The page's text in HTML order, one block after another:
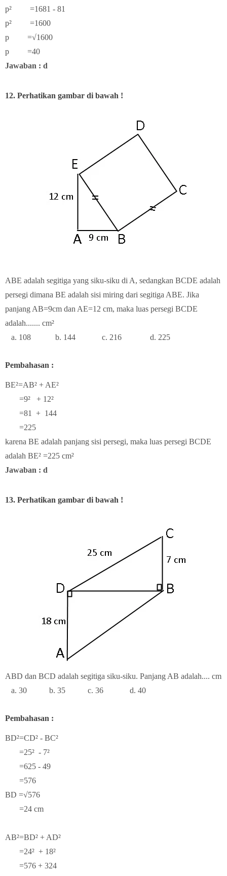
p² =1681 - 81
p² =1600
p =√1600
p =40
Jawaban : d
12. Perhatikan gambar di bawah !
ABE adalah segitiga yang siku-siku di A, sedangkan BCDE adalah
persegi dimana BE adalah sisi miring dari segitiga ABE. Jika
panjang AB=9cm dan AE=12 cm, maka luas persegi BCDE
adalah....... cm²
a. 108 b. 144 c. 216 d. 225
Pembahasan :
BE²=AB² + AE²
=9² + 12²
=81 + 144
=225
karena BE adalah panjang sisi persegi, maka luas persegi BCDE
adalah BE² =225 cm²
Jawaban : d
13. Perhatikan gambar di bawah !
ABD dan BCD adalah segitiga siku-siku. Panjang AB adalah.... cm
a. 30 b. 35 c. 36 d. 40
Pembahasan :
BD²=CD² - BC²
=25² - 7²
=625 - 49
=576
BD =√576
=24 cm
AB²=BD² + AD²
=24² + 18²
=576 + 324